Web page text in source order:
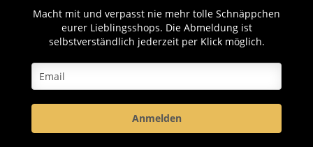
Macht mit und verpasst nie mehr tolle Schnäppchen
eurer Lieblingsshops. Die Abmeldung ist
selbstverständlich jederzeit per Klick möglich.
Anmelden